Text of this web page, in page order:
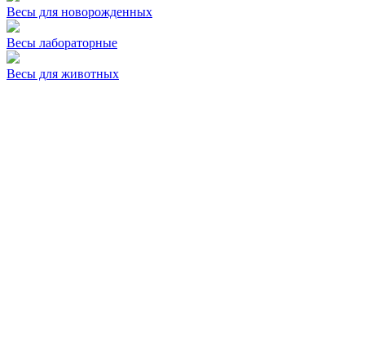
Весы для новорожденных
Весы лабораторные
Весы для животных